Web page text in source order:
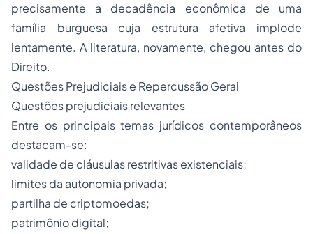
precisamente a decadência econômica de uma
família burguesa cuja estrutura afetiva implode
lentamente. A literatura, novamente, chegou antes do
Direito.
Questões Prejudiciais e Repercussão Geral
Questões prejudiciais relevantes
Entre os principais temas jurídicos contemporâneos
destacam-se:
validade de cláusulas restritivas existenciais;
limites da autonomia privada;
partilha de criptomoedas;
patrimônio digital;